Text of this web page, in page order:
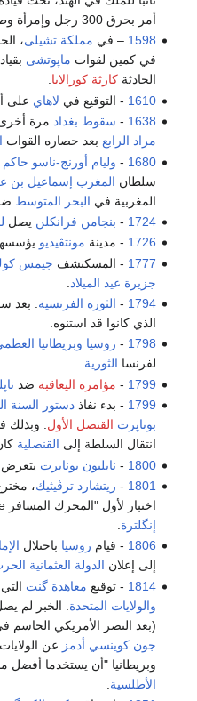
أمر بحرق 300 رجل وإمرأة وطفل أحياء.
1598 – في مملكة تشيلى،
في كمين لقوات ماپوتشى
الحادثةكارثة كورالابا.
1610 - التوقيع في لاهاي على
1638
- سقوط بغداد مرة
مراد الرابع بعد حصاره القوات
1680
- وليام أورنج-ناسو حاكم
سلطان المغرب إسماعيل بن
المغربية في البحر المتوسط
1724
- بنجامن فرانكلن يصل
1726 - مدينة مونتڤيديو
1777 - المسكتشف جيمس
جزيرة عيد الميلاد
1794
- الثورة الفرنسية: بعد
الذي كانوا قد استنوه.
1798
- روسيا وبريطانيا
لفرنسا الثورية.
1799
- مؤامرة اليعاقبة ضد
1799 - بدء نفاذدستور السنة
بوناپرت القنصل الأول. وبذلك
انتقال السلطة إلى القنصلية
1800
- نابليون بونابرت يتعرض
1801
- ريتشارد ترڤيثيك،
اختبار لأول "المحرك المسافر traveling engine" في
إنگلترة
1806 - قيام روسيا باحتلال
إلى إعلان الدولة العثمانية
1814 - توقيع معاهدة گنت
والولايات المتحدة . الخبر لم
(بعد النصر الأمريكي الحاسم
جون كوينسي أدمز عن
وبريطانيا "أن يستخدما أفضل
الأطلسية